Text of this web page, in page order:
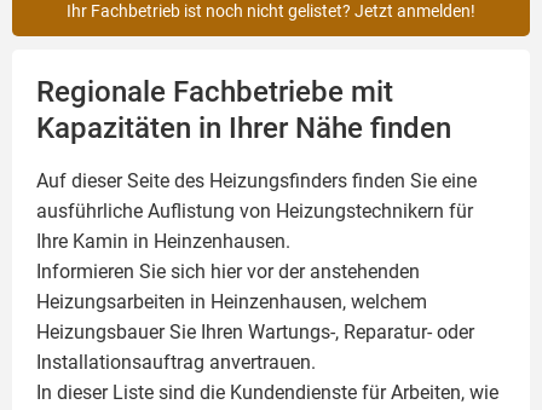
Ihr Fachbetrieb ist noch nicht gelistet? Jetzt anmelden!
Regionale Fachbetriebe mit
Kapazitäten in Ihrer Nähe finden
Auf dieser Seite des Heizungsfinders finden Sie eine
ausführliche Auflistung von Heizungstechnikern für
Ihre Kamin in Heinzenhausen.
Informieren Sie sich hier vor der anstehenden
Heizungsarbeiten in Heinzenhausen, welchem
Heizungsbauer Sie Ihren Wartungs-, Reparatur- oder
Installationsauftrag anvertrauen.
In dieser Liste sind die Kundendienste für Arbeiten, wie